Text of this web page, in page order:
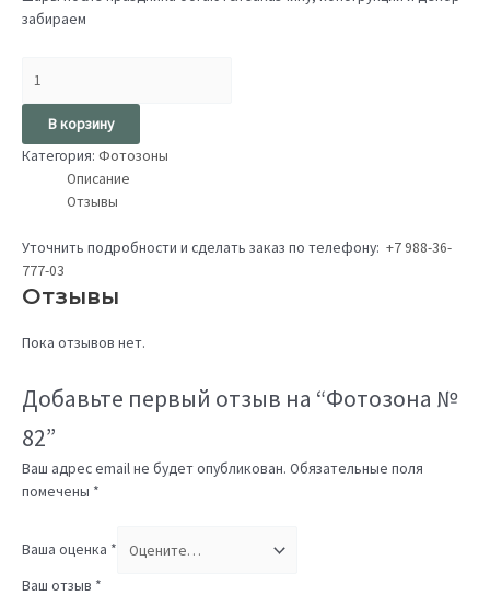
забираем
В корзину
Категория: Фотозоны
Описание
Отзывы
Уточнить подробности и сделать заказ по телефону: +7 988-36-
777-03
Отзывы
Пока отзывов нет.
Добавьте первый отзыв на “Фотозона №
82”
Ваш адрес email не будет опубликован. Обязательные поля
помечены *
Ваша оценка *
Ваш отзыв *